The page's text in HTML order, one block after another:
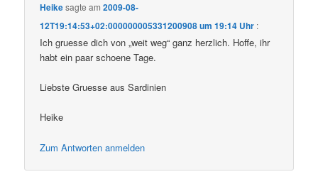
Heikesagte am2009-08-
12T19:14:53+02:000000005331200908 um 19:14 Uhr :
Ich gruesse dich von „weit weg“ ganz herzlich. Hoffe, ihr
habt ein paar schoene Tage.
Liebste Gruesse aus Sardinien
Heike
Zum Antworten anmelden